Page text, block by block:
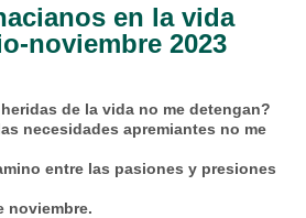
en la vida
noviembre 2023
de la vida no me detengan?
necesidades apremiantes no me
entre las pasiones y presiones
noviembre.